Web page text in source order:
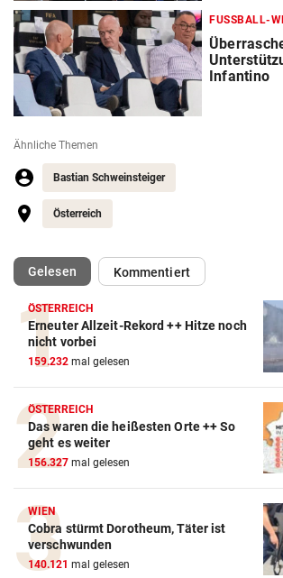
FUSSBALL-
Infantino
Ähnliche Themen
Bastian Schweinsteiger
Österreich
Gelesen(ausgewählt)Kommentiert
ÖSTERREICH
Erneuter Allzeit-Rekord ++ Hitze noch
nicht vorbei
159.232 mal gelesen
ÖSTERREICH
Das waren die heißesten Orte ++ So
geht es weiter
156.327 mal gelesen
WIEN
Cobra stürmt Dorotheum, Täter ist
verschwunden
140.121 mal gelesen
Action-Cam Vergleich
ZUM VERGLEICH
Crosstrainer Vergleich
ZUM VERGLEICH
E-Bike Vergleich
ZUM VERGLEICH
Elektro-Scooter Vergleich
ZUM VERGLEICH